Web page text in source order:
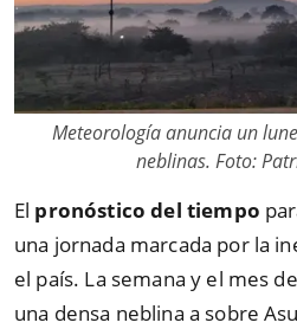
Meteorología anuncia un
neblinas. Foto:
El pronóstico del tiempo
una jornada marcada por la
el país. La semana y el mes
una densa neblina a sobre